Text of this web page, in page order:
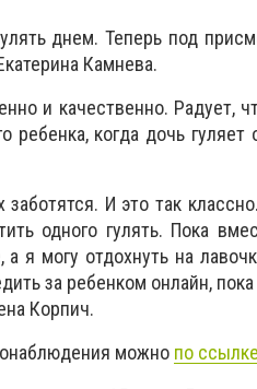
днем. Теперь под
Камнева.
и качественно. Радует,
ребенка, когда дочь
И это так
одного гулять. Пока
а я могу отдохнуть на
за ребенком онлайн,
Корпич.
можно по ссылке